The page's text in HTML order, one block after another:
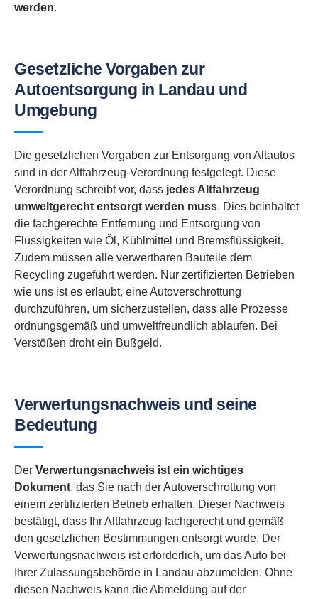
werden.
Gesetzliche Vorgaben zur
Autoentsorgung in Landau und
Umgebung
Die gesetzlichen Vorgaben zur Entsorgung von Altautos
sind in der Altfahrzeug-Verordnung festgelegt. Diese
Verordnung schreibt vor, dass jedes Altfahrzeug
umweltgerecht entsorgt werden muss. Dies beinhaltet
die fachgerechte Entfernung und Entsorgung von
Flüssigkeiten wie Öl, Kühlmittel und Bremsflüssigkeit.
Zudem müssen alle verwertbaren Bauteile dem
Recycling zugeführt werden. Nur zertifizierten Betrieben
wie uns ist es erlaubt, eine Autoverschrottung
durchzuführen, um sicherzustellen, dass alle Prozesse
ordnungsgemäß und umweltfreundlich ablaufen. Bei
Verstößen droht ein Bußgeld.
Verwertungsnachweis und seine
Bedeutung
Der Verwertungsnachweis ist ein wichtiges
Dokument, das Sie nach der Autoverschrottung von
einem zertifizierten Betrieb erhalten. Dieser Nachweis
bestätigt, dass Ihr Altfahrzeug fachgerecht und gemäß
den gesetzlichen Bestimmungen entsorgt wurde. Der
Verwertungsnachweis ist erforderlich, um das Auto bei
Ihrer Zulassungsbehörde in Landau abzumelden. Ohne
diesen Nachweis kann die Abmeldung auf der